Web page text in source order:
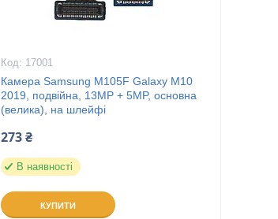
17001
Камера Samsung M105F Galaxy M10
2019, подвійна, 13MP + 5MP, основна
(велика), на шлейфі
273 ₴
В наявності
КУПИТИ